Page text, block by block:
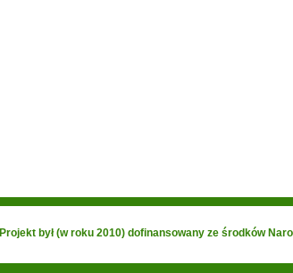
Projekt był (w roku 2010) dofinansowany ze środków